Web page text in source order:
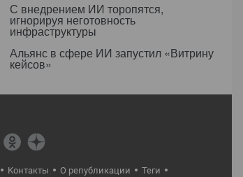
С внедрением ИИ торопятся,
игнорируя неготовность
инфраструктуры
Альянс в сфере ИИ запустил «Витрину
кейсов»
Контакты О републикации
Теги